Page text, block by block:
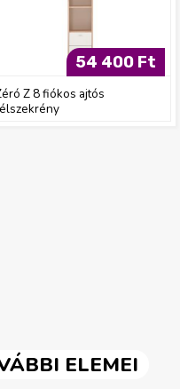
54 400 Ft
Z 8 fiókos ajtós
ELEMEI